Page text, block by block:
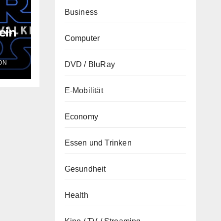
Business
Computer
DVD / BluRay
E-Mobilität
Economy
Essen und Trinken
Gesundheit
Health